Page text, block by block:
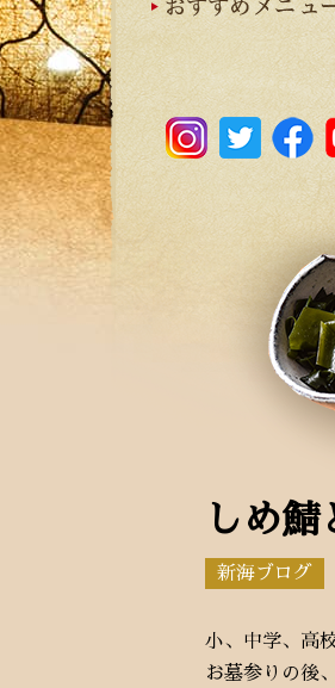
しめ
新海ブログ
小、中学、高
お墓参りの後